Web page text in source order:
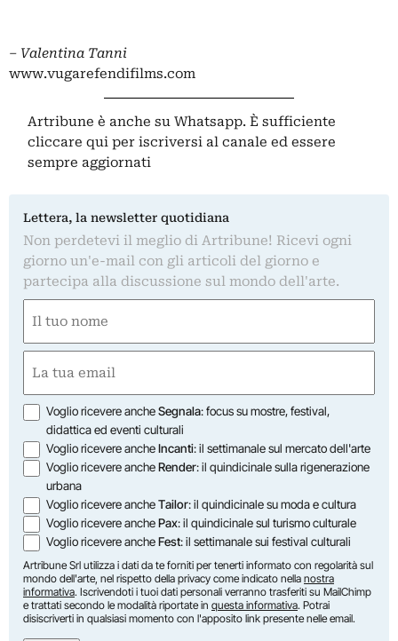
– Valentina Tanni
www.vugarefendifilms.com
Artribune è anche su Whatsapp. È sufficiente
cliccare qui per iscriversi al canale ed essere
sempre aggiornati
Lettera, la newsletter quotidiana
Non perdetevi il meglio di Artribune! Ricevi ogni
giorno un'e-mail con gli articoli del giorno e
partecipa alla discussione sul mondo dell'arte.
(Obbligatorio)
Nome
(Obbligatorio)
Opzioni
Voglio ricevere ancheSegnala: focus su mostre, festival,
didattica ed eventi culturali
Voglio ricevere ancheIncanti: il settimanale sul mercato dell'arte
Voglio ricevere ancheRender: il quindicinale sulla rigenerazione
urbana
Voglio ricevere ancheTailor: il quindicinale su moda e cultura
Voglio ricevere anchePax: il quindicinale sul turismo culturale
Voglio ricevere ancheFest: il settimanale sui festival culturali
Artribune Srl utilizza i dati da te forniti per tenerti informato con regolarità sul
mondo dell'arte, nel rispetto della privacy come indicato nella nostra
informativa. Iscrivendoti i tuoi dati personali verranno trasferiti su MailChimp
e trattati secondo le modalità riportate in questa informativa. Potrai
disiscriverti in qualsiasi momento con l'apposito link presente nelle email.